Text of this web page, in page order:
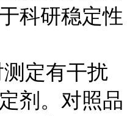
科研稳定性
定有干扰
剂。对照品